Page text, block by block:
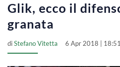
Glik, ecco il
granata
diStefano Vitetta 6 Apr 2018 | 18:51